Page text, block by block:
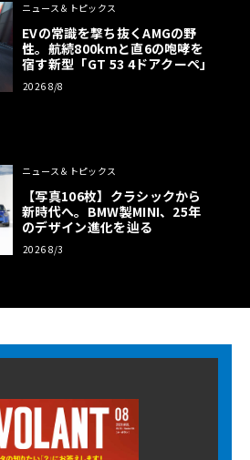
ニュース＆トピックス
EVの常識を撃ち抜くAMGの野
性。航続800kmと直6の咆哮を
宿す新型「GT 53 4ドアクーペ」
2026 8/8
ニュース＆トピックス
【写真106枚】クラシックから
新時代へ。BMW製MINI、25年
のデザイン進化を辿る
2026 8/3